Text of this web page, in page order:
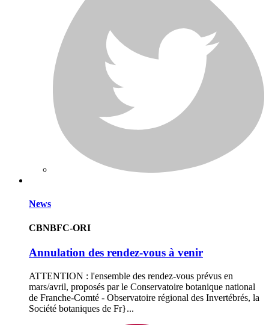
News
CBNBFC-ORI
Annulation des rendez-vous à venir
ATTENTION : l'ensemble des rendez-vous prévus en
mars/avril, proposés par le Conservatoire botanique national
de Franche-Comté - Observatoire régional des Invertébrés, la
Société botaniques de Fr}...